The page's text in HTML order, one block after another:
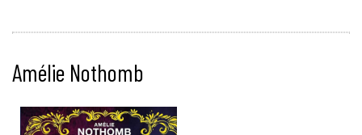
Amélie Nothomb